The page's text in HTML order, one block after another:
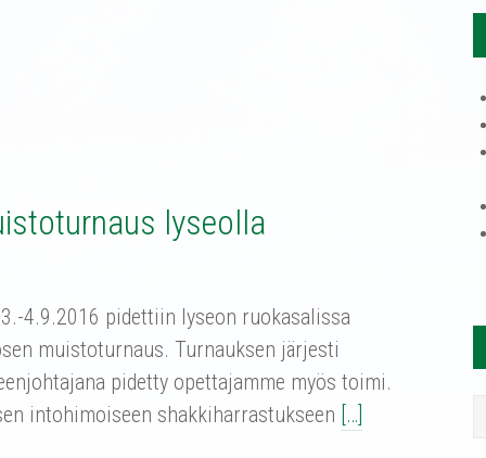
lyseolla
4.9.2016 pidettiin lyseon ruokasalissa
muistoturnaus. Turnauksen järjesti
pidetty opettajamme myös toimi.
intohimoiseen shakkiharrastukseen […]